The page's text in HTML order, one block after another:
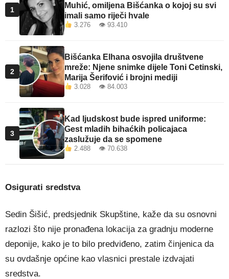
1
Muhić, omiljena Bišćanka o kojoj su svi
imali samo riječi hvale
3.276 👁 93.410
2
Bišćanka Elhana osvojila društvene
mreže: Njene snimke dijele Toni Cetinski,
Marija Šerifović i brojni mediji
3.028 👁 84.003
3
Kad ljudskost bude ispred uniforme:
Gest mladih bihaćkih policajaca
zaslužuje da se spomene
2.488 👁 70.638
Osigurati sredstva
Sedin Šišić, predsjednik Skupštine, kaže da su osnovni
razlozi što nije pronađena lokacija za gradnju moderne
deponije, kako je to bilo predviđeno, zatim činjenica da
su ovdašnje općine kao vlasnici prestale izdvajati
sredstva.